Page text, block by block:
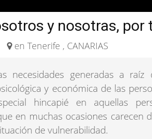
y nosotras, por
en Tenerife , CANARIAS
necesidades generadas a raíz
y económica de las
hincapié en aquellas
en muchas ocasiones carecen
de vulnerabilidad.